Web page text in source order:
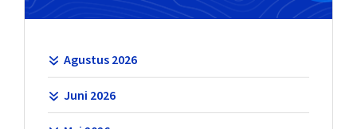
Agustus 2026
Juni 2026